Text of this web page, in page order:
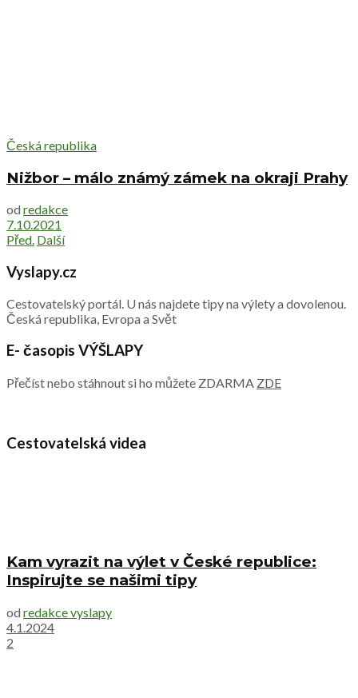
Česká republika
Nižbor – málo známý zámek na okraji Prahy
od redakce
7.10.2021
Před. Další
Vyslapy.cz
Cestovatelský portál. U nás najdete tipy na výlety a dovolenou.
Česká republika, Evropa a Svět
E- časopis VÝŠLAPY
Přečíst nebo stáhnout si ho můžete ZDARMA ZDE
Cestovatelská videa
Kam vyrazit na výlet v České republice:
Inspirujte se našimi tipy
od redakce vyslapy
4.1.2024
2